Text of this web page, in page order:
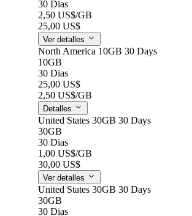
30 Dias
2,50 US$/GB
25,00 US$
Ver detalles
North America 10GB 30 Days
10GB
30 Dias
25,00 US$
2,50 US$/GB
Detalles
United States 30GB 30 Days
30GB
30 Dias
1,00 US$/GB
30,00 US$
Ver detalles
United States 30GB 30 Days
30GB
30 Dias